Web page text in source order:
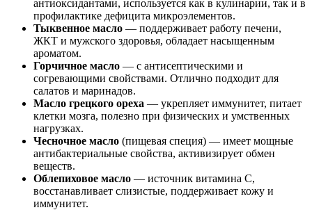
антиоксидантами, используется как в кулинарии, так и в
профилактике дефицита микроэлементов.
Тыквенное масло — поддерживает работу печени,
ЖКТ и мужского здоровья, обладает насыщенным
ароматом.
Горчичное масло — с антисептическими и
согревающими свойствами. Отлично подходит для
салатов и маринадов.
Масло грецкого ореха — укрепляет иммунитет, питает
клетки мозга, полезно при физических и умственных
нагрузках.
Чесночное масло (пищевая специя) — имеет мощные
антибактериальные свойства, активизирует обмен
веществ.
Облепиховое масло — источник витамина С,
восстанавливает слизистые, поддерживает кожу и
иммунитет.